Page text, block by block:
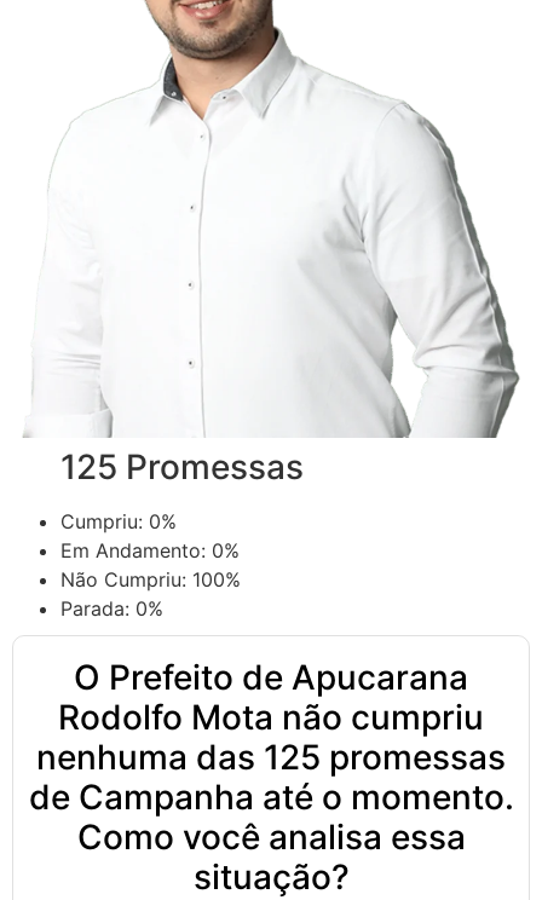
125 Promessas
Cumpriu: 0%
Em Andamento: 0%
Não Cumpriu: 100%
Parada: 0%
O Prefeito de Apucarana
Rodolfo Mota não cumpriu
nenhuma das 125 promessas
de Campanha até o momento.
Como você analisa essa
situação?